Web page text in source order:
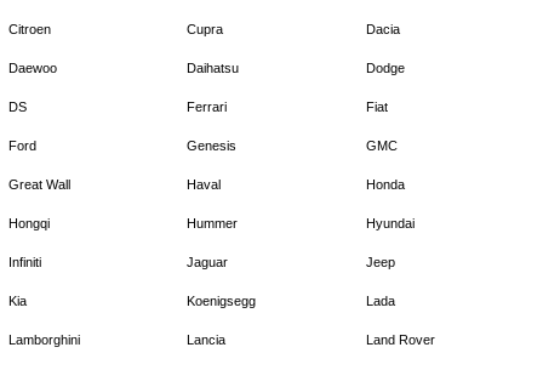
Citroen Cupra Dacia
Daewoo Daihatsu Dodge
DS Ferrari Fiat
Ford Genesis GMC
Great Wall Haval Honda
Hongqi Hummer Hyundai
Infiniti Jaguar Jeep
Kia Koenigsegg Lada
Lamborghini Lancia Land Rover